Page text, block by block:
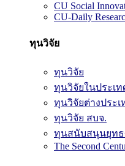
CU Social
CU-Daily
ทุนวิจัย
ทุนวิจัย
ทุนวิจัยในประเท
ทุนวิจัยต่างประเ
ทุนวิจัย สบจ.
ทุนสนับสนุนยุทธ
The Second